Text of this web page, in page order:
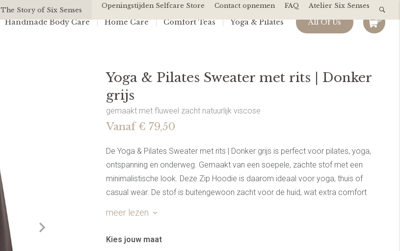
The Story of Six Senses
Openingstijden Selfcare Store Contact opnemen FAQ Atelier Six Senses
Handmade Body Care Home Care Comfort Teas Yoga & Pilates All Of Us 0
Yoga & Pilates Sweater met rits | Donker grijs
Yoga & Pilates Sweater met rits | Donker
grijs
gemaakt met fluweel zacht natuurlijk viscose
Vanaf € 79,50
De Yoga & Pilates Sweater met rits | Donker grijs is perfect voor pilates, yoga,
ontspanning en onderweg. Gemaakt van een soepele, zachte stof met een
minimalistische look. Deze Zip Hoodie is daarom ideaal voor yoga, thuis of
casual wear. De stof is buitengewoon zacht voor de huid, wat extra comfort
meer lezen
Kies jouw maat